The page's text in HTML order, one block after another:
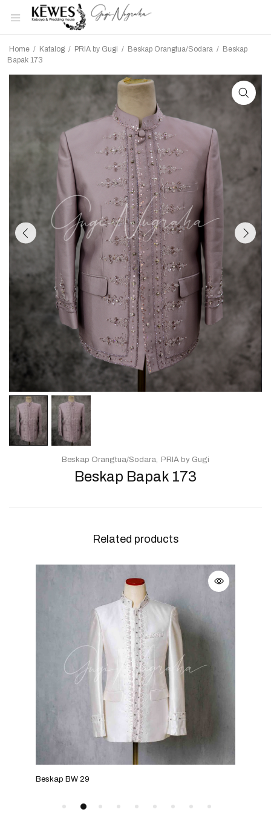
Home / Katalog / PRIA by Gugi / Beskap Orangtua/Sodara / Beskap
Bapak 173
Beskap Bapak 173
Beskap Orangtua/Sodara PRIA by Gugi
Related products
Beskap BW 29